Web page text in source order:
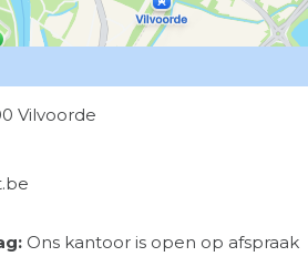
Vilvoorde
Ons kantoor is open op afspraak